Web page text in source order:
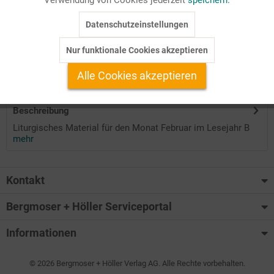
Auf Ihren Merkzettel setzen
Beschreibung
Liturgisches Material für den Monat Februar im Lesejahr B
mehr
Kontakt
Bergmoser + Höller Serviceportal
Informationen
© 2026 Bergmoser + Höller Verlag AG. Alle Rechte vorbehalten.
Inaktiv
Datenschutzeinstellungen
Nur funktionale Cookies akzeptieren
Alle Cookies akzeptieren